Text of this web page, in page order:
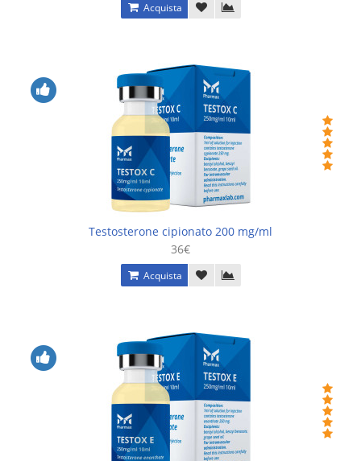
Acquista
Testosterone cipionato 200 mg/ml
36€
Acquista